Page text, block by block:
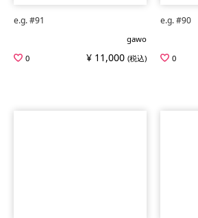
e.g. #91
gawo
0
¥ 11,000 (税込)
e.g. #90
0